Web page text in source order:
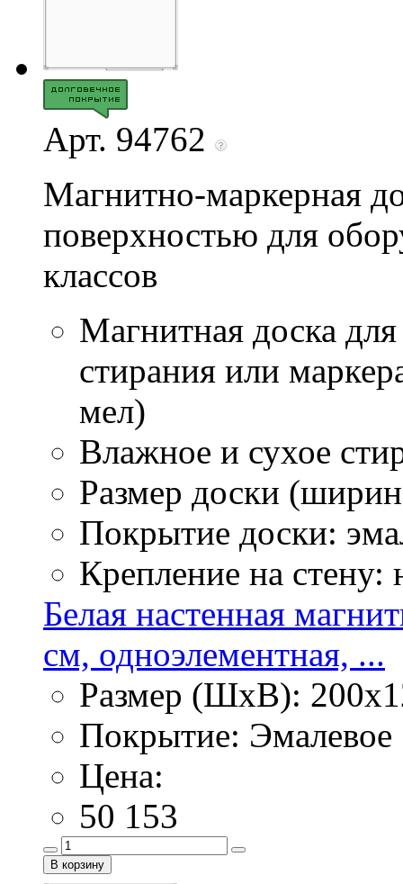
Арт. 94762
Магнитно-маркерная
поверхностью для
классов
Магнитная доска
стирания или
мел)
Влажное и сухое
Размер доски
Покрытие доски:
Крепление на стену:
Белая настенная
см, одноэлементная, ...
Размер (ШхВ):
Покрытие: Эмалевое
Цена:
50 153